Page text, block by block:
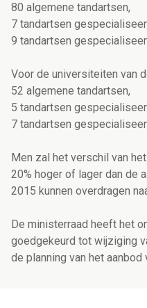
80 algemene tandartsen,
7 tandartsen
9 tandartsen
Voor de universiteiten van
52 algemene tandartsen,
5 tandartsen
7 tandartsen
Men zal het verschil van
20% hoger of lager dan de
2015 kunnen overdragen
De ministerraad heeft het
goedgekeurd tot wijziging
de planning van het aanbod